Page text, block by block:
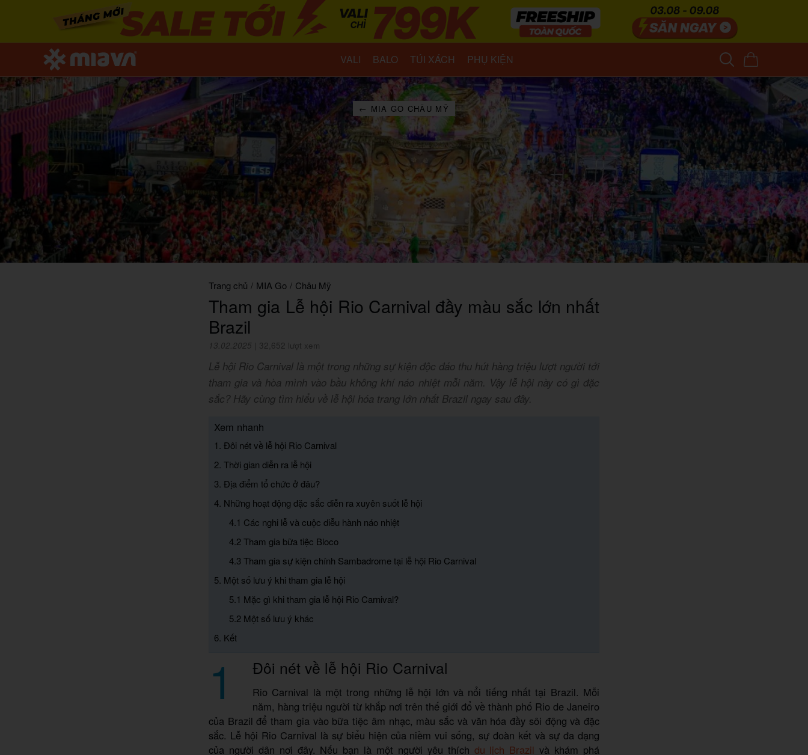
VALI BALO TÚI XÁCH PHỤ KIỆN
← MIA GO CHÂU MỸ
Trang chủ / MIA Go / Châu Mỹ
Tham gia Lễ hội Rio Carnival đầy màu sắc lớn nhất
Brazil
13.02.2025 32,652 lượt xem
Lễ hội Rio Carnival là một trong những sự kiện độc đáo thu hút hàng triệu lượt người tới
tham gia và hòa mình vào bầu không khí náo nhiệt mỗi năm. Vậy lễ hội này có gì đặc
sắc? Hãy cùng tìm hiểu về lễ hội hóa trang lớn nhất Brazil ngay sau đây.
Xem nhanh
1. Đôi nét về lễ hội Rio Carnival
2. Thời gian diễn ra lễ hội
3. Địa điểm tổ chức ở đâu?
4. Những hoạt động đặc sắc diễn ra xuyên suốt lễ hội
4.1 Các nghi lễ và cuộc diễu hành náo nhiệt
4.2 Tham gia bữa tiệc Bloco
4.3 Tham gia sự kiện chính Sambadrome tại lễ hội Rio Carnival
5. Một số lưu ý khi tham gia lễ hội
5.1 Mặc gì khi tham gia lễ hội Rio Carnival?
5.2 Một số lưu ý khác
6. Kết
1 Đôi nét về lễ hội Rio Carnival
Rio Carnival là một trong những lễ hội lớn và nổi tiếng nhất tại Brazil. Mỗi
năm, hàng triệu người từ khắp nơi trên thế giới đổ về thành phố Rio de Janeiro
của Brazil để tham gia vào bữa tiệc âm nhạc, màu sắc và văn hóa đầy sôi động và đặc
sắc. Lễ hội Rio Carnival là sự biểu hiện của niềm vui sống, sự đoàn kết và sự đa dạng
của người dân nơi đây. Nếu bạn là một người yêu thích du lịch Brazil và khám phá